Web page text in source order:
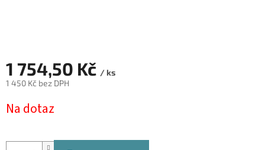
1 754,50 Kč / ks
1 450 Kč bez DPH
cena:
Na dotaz